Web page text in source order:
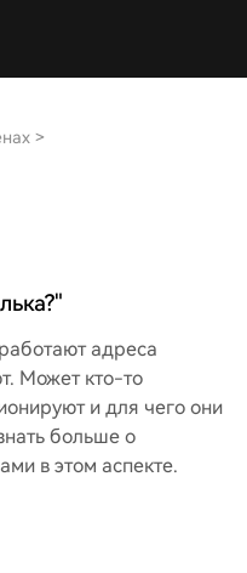
>
адреса
Может кто-то
и для чего они
больше о
в этом аспекте.